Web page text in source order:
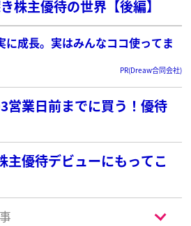
株主優待の世界【後編】
に成長。実はみんなココ使ってま
PR(Dreaw合同会社)
3営業日前までに買う！優待
優待デビューにもってこ